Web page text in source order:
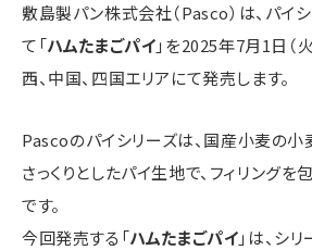
敷島製パン株式会社（Pasco）は、パイ
て「ハムたまごパイ」を2025年7月1日（
西、中国、四国エリアにて発売します。
Pascoのパイシリーズは、国産小麦の
さっくりとしたパイ生地で、フィリング
です。
今回発売する「ハムたまごパイ」は、シ